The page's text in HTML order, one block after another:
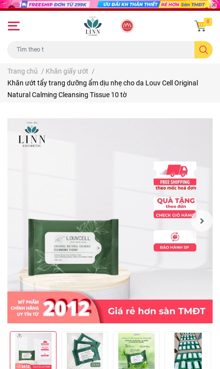
0
Trang chủ / Khăn giấy ướt /
Khăn ướt tẩy trang dưỡng ẩm dịu nhẹ cho da Louv Cell Original
Natural Calming Cleansing Tissue 10 tờ